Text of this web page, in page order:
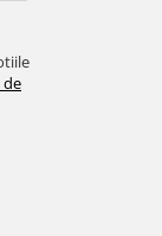
de